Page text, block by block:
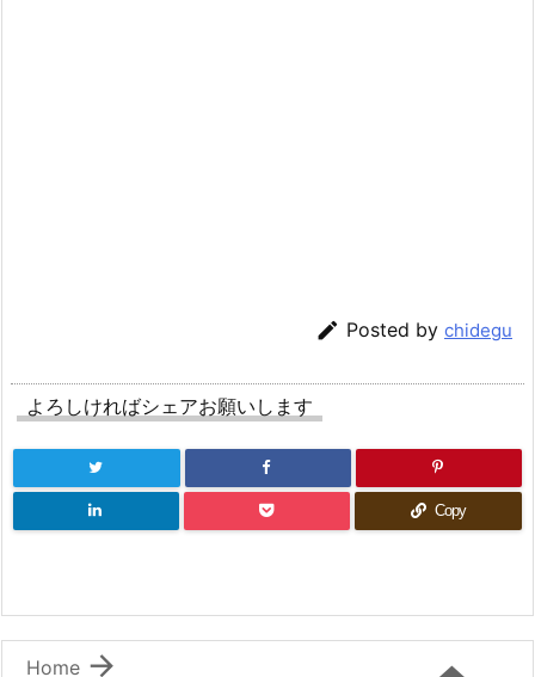
 Posted by chidegu
よろしければシェアお願いします
Copy

Home